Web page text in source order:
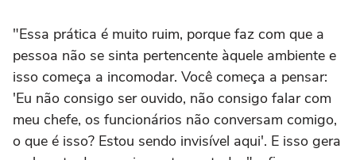
"Essa prática é muito ruim, porque faz com que a
pessoa não se sinta pertencente àquele ambiente e
isso começa a incomodar. Você começa a pensar:
'Eu não consigo ser ouvido, não consigo falar com
meu chefe, os funcionários não conversam comigo,
o que é isso? Estou sendo invisível aqui'. E isso gera